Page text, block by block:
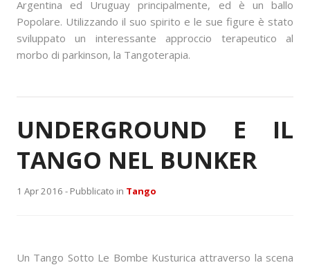
Argentina ed Uruguay principalmente, ed è un ballo
Popolare. Utilizzando il suo spirito e le sue figure è stato
sviluppato un interessante approccio terapeutico al
morbo di parkinson, la Tangoterapia.
UNDERGROUND E IL
TANGO NEL BUNKER
1 Apr 2016 - Pubblicato in Tango
Un Tango Sotto Le Bombe Kusturica attraverso la scena